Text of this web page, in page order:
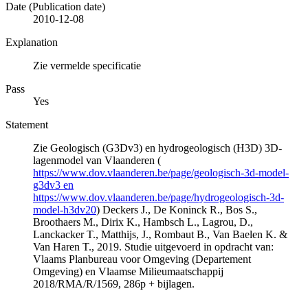
Date (Publication date)
2010-12-08
Explanation
Zie vermelde specificatie
Pass
Yes
Statement
Zie Geologisch (G3Dv3) en hydrogeologisch (H3D) 3D-
lagenmodel van Vlaanderen (
https://www.dov.vlaanderen.be/page/geologisch-3d-model-
g3dv3 en
https://www.dov.vlaanderen.be/page/hydrogeologisch-3d-
model-h3dv20) Deckers J., De Koninck R., Bos S.,
Broothaers M., Dirix K., Hambsch L., Lagrou, D.,
Lanckacker T., Matthijs, J., Rombaut B., Van Baelen K. &
Van Haren T., 2019. Studie uitgevoerd in opdracht van:
Vlaams Planbureau voor Omgeving (Departement
Omgeving) en Vlaamse Milieumaatschappij
2018/RMA/R/1569, 286p + bijlagen.